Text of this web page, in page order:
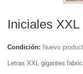
Iniciales XXL
Condición: Nuevo
Letras XXL gigantes